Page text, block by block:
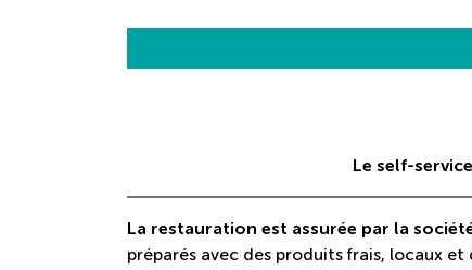
Le self-
La restauration est assurée par la
préparés avec des produits frais, locaux et